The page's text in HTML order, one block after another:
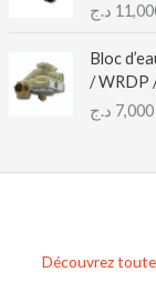
د.ج
Bloc
/ WRDP
7,000 د.ج
Découvrez